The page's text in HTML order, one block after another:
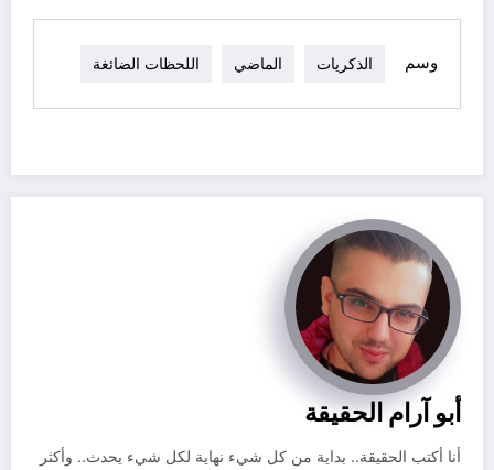
وسم الذكريات الماضي اللحظات الضائغة
أبو آرام الحقيقة
أنا أكتب الحقيقة.. بداية من كل شيء نهاية لكل شيء يحدث.. وأكثر